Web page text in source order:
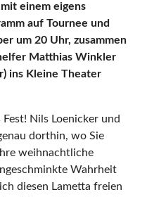
einem eigens
auf Tournee und
um 20 Uhr, zusammen
Matthias Winkler
ins Kleine Theater
Nils Loenicker und
dorthin, wo Sie
weihnachtliche
Wahrheit
diesen Lametta freien